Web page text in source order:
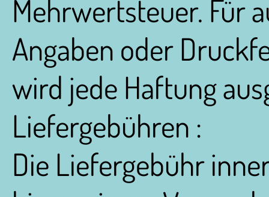
Mehrwertsteuer. Für
Angaben oder
wird jede Haftung
Liefergebühren :
Die Liefergebühr